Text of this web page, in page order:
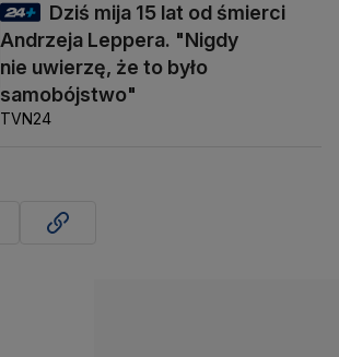
Dziś mija 15 lat od śmierci
Andrzeja Leppera. "Nigdy
nie uwierzę, że to było
samobójstwo"
TVN24